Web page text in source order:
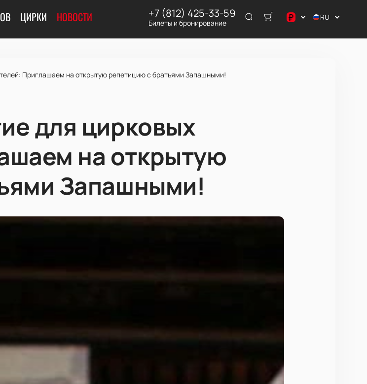
ЦИРКИ НОВОСТИ +7 (812) 425-33-59
Билеты и бронирование ₽
$
RU
Приглашаем на открытую репетицию с братьями Запашными!
для цирковых
на открытую
Запашными!